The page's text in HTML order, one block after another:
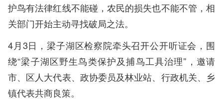
护鸟有法律红线不能碰，农民的损失也不能不管，相
关部门开始主动寻找破局之法。
4月3日，梁子湖区检察院牵头召开公开听证会，围
绕“梁子湖区野生鸟类保护及捕鸟工具治理”，邀请
市、区人大代表、政协委员及林业站、行政机关、乡
镇代表共商良策。